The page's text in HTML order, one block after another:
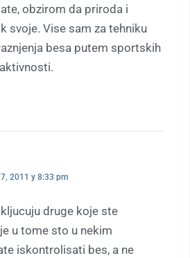
obzirom da priroda i
svoje. Vise sam za tehniku
besa putem sportskih
2011 у 8:33 pm
druge koje ste
u tome sto u nekim
iskontrolisati bes, a ne